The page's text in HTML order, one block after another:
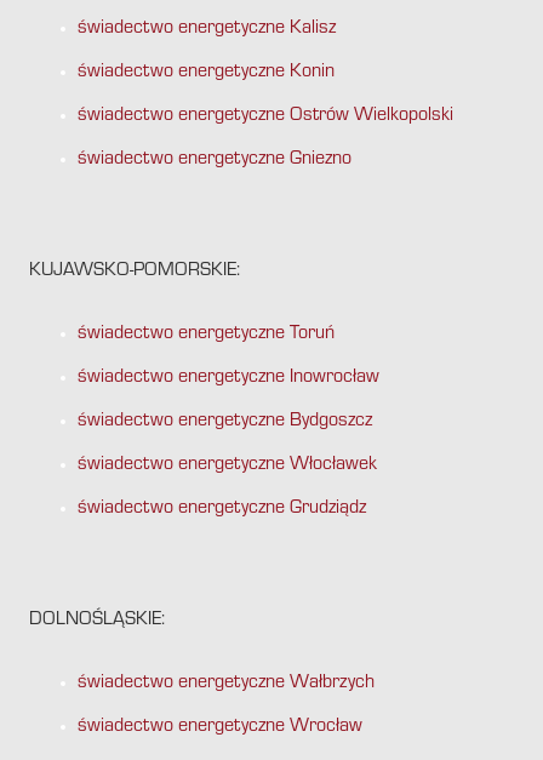
świadectwo energetyczne Kalisz
świadectwo energetyczne Konin
świadectwo energetyczne Ostrów Wielkopolski
świadectwo energetyczne Gniezno
KUJAWSKO-POMORSKIE:
świadectwo energetyczne Toruń
świadectwo energetyczne Inowrocław
świadectwo energetyczne Bydgoszcz
świadectwo energetyczne Włocławek
świadectwo energetyczne Grudziądz
DOLNOŚLĄSKIE:
świadectwo energetyczne Wałbrzych
świadectwo energetyczne Wrocław